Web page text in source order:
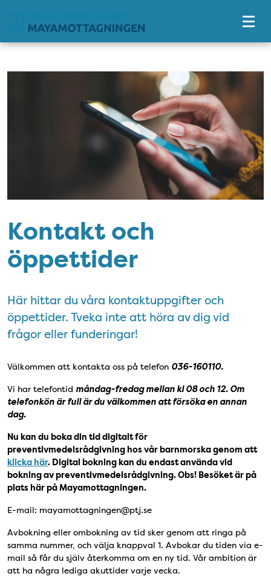
Kontakt och
öppettider
Här hittar du våra kontaktuppgifter och
öppettider. Tveka inte att höra av dig vid
frågor eller funderingar!
Välkommen att kontakta oss på telefon 036-160110.
Vi har telefontid måndag-fredag mellan kl 08 och 12. Om
telefonkön är full är du välkommen att försöka en annan
dag.
Nu kan du boka din tid digitalt för
preventivmedelsrådgivning hos vår barnmorska genom att
klicka här. Digital bokning kan du endast använda vid
bokning av preventivmedelsrådgivning. Obs! Besöket är på
plats här på Mayamottagningen.
E-mail: mayamottagningen@ptj.se
Avbokning eller ombokning av tid sker genom att ringa på
samma nummer, och välja knappval 1. Avbokar du tiden via e-
mail så får du själv återkomma om en ny tid. Vår ambition är
att ha några lediga akuttider varje vecka.